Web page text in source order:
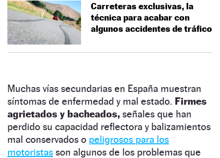
Carreteras exclusivas, la
técnica para acabar con
algunos accidentes de tráfico
Muchas vías secundarias en España muestran
síntomas de enfermedad y mal estado. Firmes
agrietados y bacheados, señales que han
perdido su capacidad reflectora y balizamientos
mal conservados o peligrosos para los
motoristas son algunos de los problemas que